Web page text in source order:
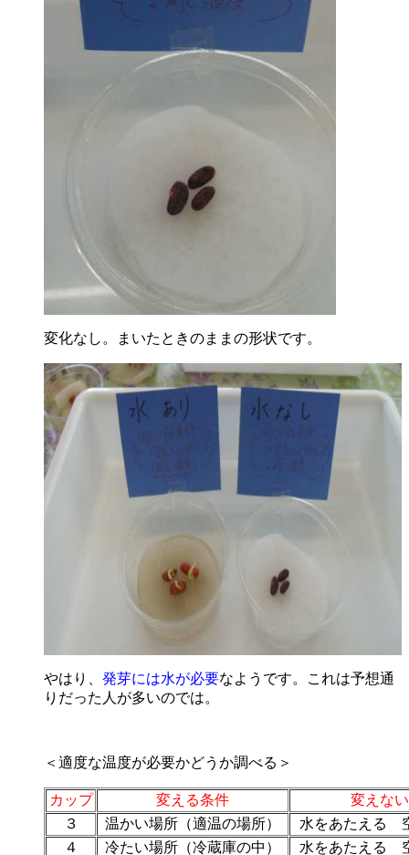
変化なし。まいたときのままの形状です。
やはり、 発芽には水が必要なようです。これは予想通
りだった人が多いのでは。
＜適度な温度が必要かどうか調べる＞
カップ 変える条件
変えな
３
温かい場所（適温の場所）
水をあたえる
４
冷たい場所（冷蔵庫の中） 水をあたえる